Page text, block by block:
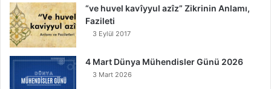
“ve huvel kavîyyul azîz” Zikrinin Anlamı,
Fazileti
3 Eylül 2017
4 Mart Dünya Mühendisler Günü 2026
3 Mart 2026